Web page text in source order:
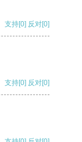
支持[0] 反对[0]
支持[0] 反对[0]